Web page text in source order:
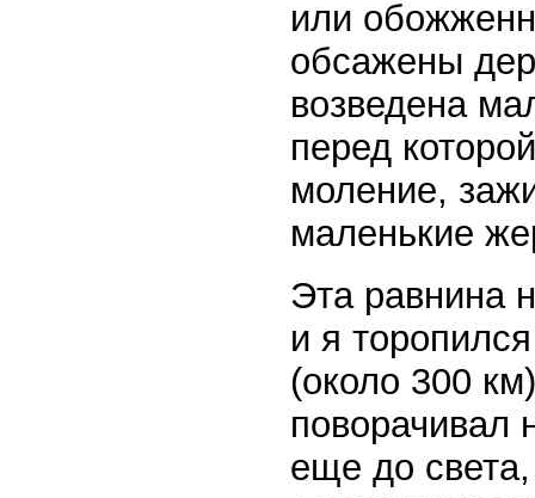
или
обсажены
возведена
перед
моление,
маленькие
Эта равнина
и я
(около 300
поворачивал
еще до